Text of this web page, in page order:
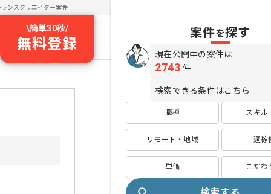
ランスクリエイター案件
\簡単30秒/
無料登録
案件を探す
現在公開中の案件は
2743 件
検索できる条件はこちら
職種 スキル
リモート・地域 週稼
単価 こだわ